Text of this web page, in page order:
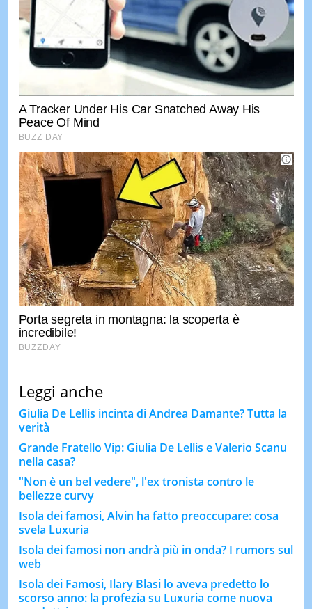
Leggi anche
Giulia De Lellis incinta di Andrea Damante? Tutta la
verità
Grande Fratello Vip: Giulia De Lellis e Valerio Scanu
nella casa?
"Non è un bel vedere", l'ex tronista contro le
bellezze curvy
Isola dei famosi, Alvin ha fatto preoccupare: cosa
svela Luxuria
Isola dei famosi non andrà più in onda? I rumors sul
web
Isola dei Famosi, Ilary Blasi lo aveva predetto lo
scorso anno: la profezia su Luxuria come nuova